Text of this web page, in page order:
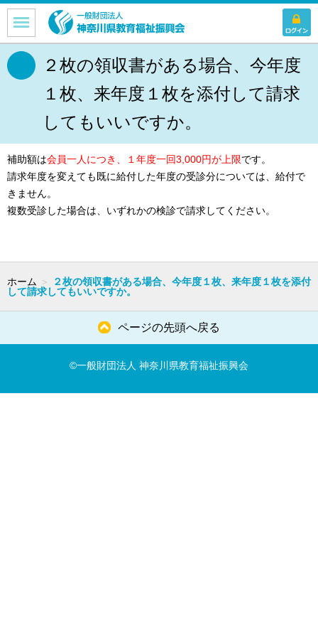
２枚の領収書がある場合、今年度
１枚、来年度１枚を添付して請求
してもいいですか。
補助額は会員一人につき、１年度一回3,000円が上限です。
請求年度を変えても既に給付した年度の受診分については、給付で
きません。
複数受診した場合は、いずれかの検診で請求してください。
ホーム ＞
２枚の領収書がある場合、今年度１枚、来年度１枚を添付
して請求してもいいですか。
ページの先頭へ戻る
©一般財団法人 神奈川県教育福祉振興会